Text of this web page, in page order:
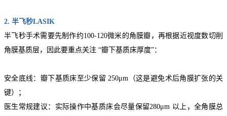
2. 半飞秒LASIK
半飞秒手术需要先制作约100-120微米的角膜瓣，再根据近视度数切削
角膜基质层，因此要重点关注 “瓣下基质床厚度”：
安全底线： 瓣下基质床至少保留 250μm （这是避免术后角膜扩张的关
键）；
医生常规建议： 实际操作中基质床会尽量保留280μm 以上，全角膜总